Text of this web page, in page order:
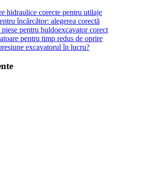
hidraulice corecte pentru utilaje
încărcător: alegerea corectă
pentru buldoexcavator corect
pentru timp redus de oprire
excavatorul în lucru?